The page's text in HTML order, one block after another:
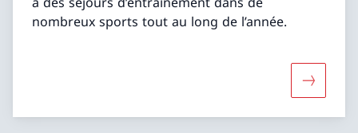
nombreux sports tout au long de l’année.